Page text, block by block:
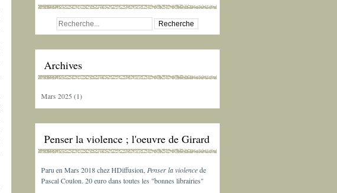
Archives
Mars 2025 (1)
Penser la violence ; l'oeuvre de Girard
Paru en Mars 2018 chez HDiffusion, Penser la violencede
Pascal Coulon. 20 euro dans toutes les "bonnes librairies"